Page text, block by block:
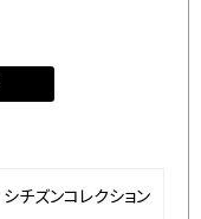
シチズンコレクション